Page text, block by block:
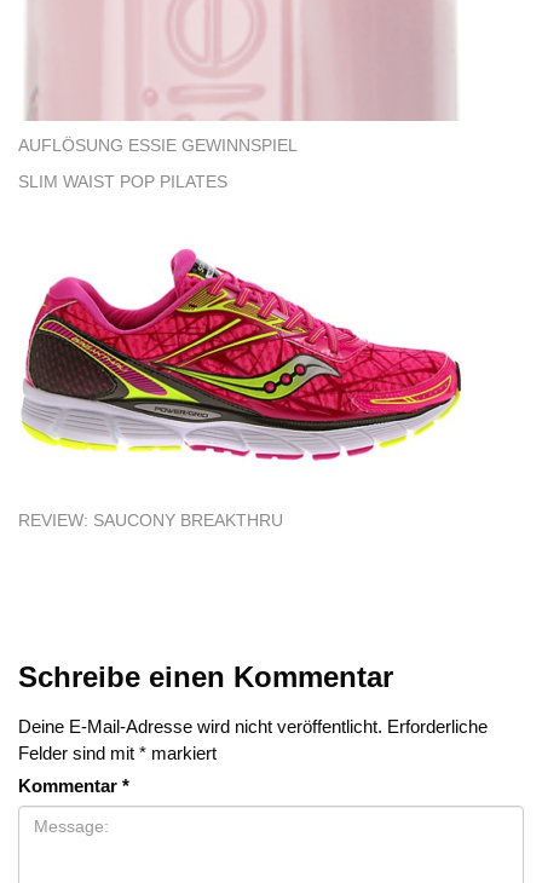
AUFLÖSUNG ESSIE GEWINNSPIEL
SLIM WAIST POP PILATES
REVIEW: SAUCONY BREAKTHRU
Schreibe einen Kommentar
Deine E-Mail-Adresse wird nicht veröffentlicht. Erforderliche
Felder sind mit * markiert
Kommentar *